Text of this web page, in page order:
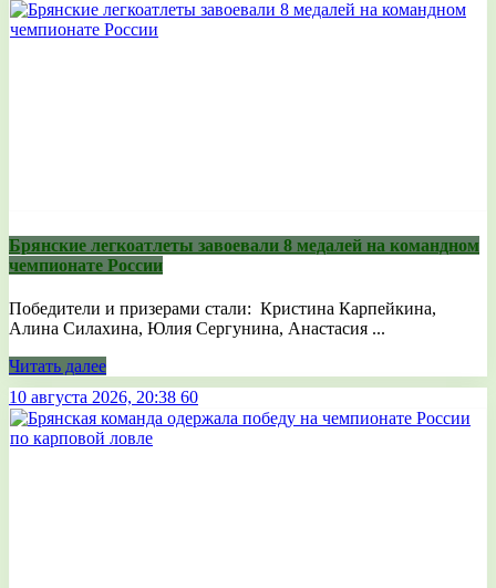
Брянские легкоатлеты завоевали 8 медалей на командном
чемпионате России
Победители и призерами стали: Кристина Карпейкина,
Алина Силахина, Юлия Сергунина, Анастасия ...
Читать далее
10 августа 2026, 20:38 60